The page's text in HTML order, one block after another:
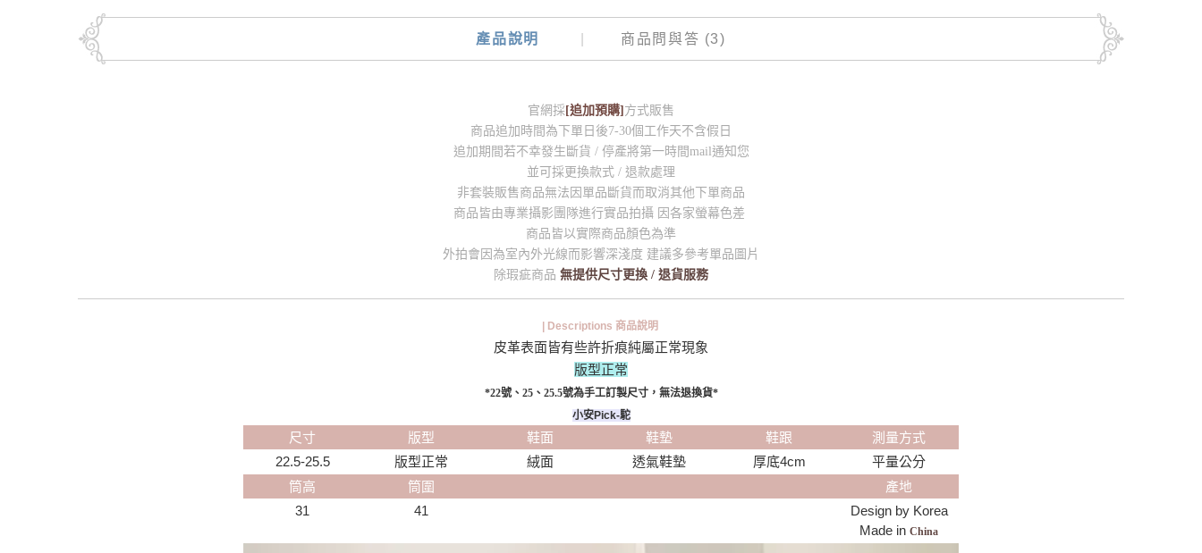
產品說明 商品問與答 (3)
官網採 [追加預購] 方式販售
商品追加時間為下單日後7-30個工作天不含假日
追加期間若不幸發生斷貨 / 停產將第一時間mail通知您
並可採更換款式 / 退款處理
非套裝販售商品無法因單品斷貨而取消其他下單商品
商品皆由專業攝影團隊進行實品拍攝 因各家螢幕色差
商品皆以實際商品顏色為準
外拍會因為室內外光線而影響深淺度 建議多參考單品圖片
除瑕疵商品 無提供尺寸更換 / 退貨服務
| Descriptions 商品說明
皮革表面皆有些許折痕純屬正常現象
版型正常
*22號、25、25.5號為手工訂製尺寸，無法退換貨*
小安Pick-駝
尺寸 版型 鞋面 鞋墊 鞋跟
測量方式
22.5-25.5
版型正常 絨面 透氣鞋墊 厚底4cm
平量公分
筒高
筒圍
產地
31
41
Design by Korea
Made in China